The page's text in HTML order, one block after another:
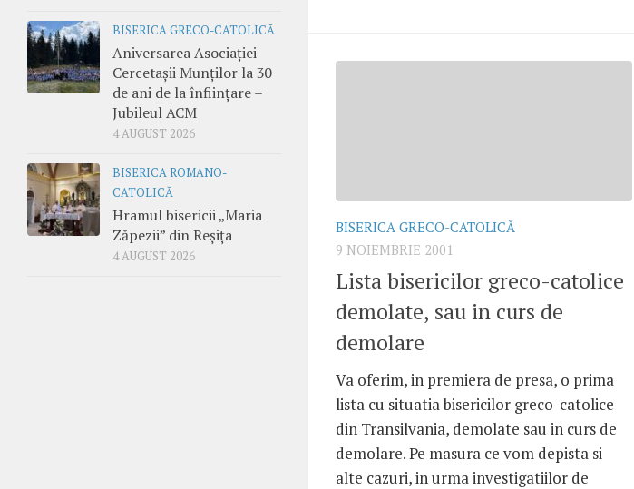
BISERICA GRECO-CATOLICĂ
9 NOIEMBRIE 2001
Lista bisericilor greco-catolice
demolate, sau in curs de
demolare
Va oferim, in premiera de presa, o prima
lista cu situatia bisericilor greco-catolice
din Transilvania, demolate sau in curs de
demolare. Pe masura ce vom depista si
alte cazuri, in urma investigatiilor de
BISERICA GRECO-CATOLICĂ
Aniversarea Asociației
Cercetașii Munților la 30
de ani de la înființare –
Jubileul ACM
4 AUGUST 2026
BISERICA ROMANO-
CATOLICĂ
Hramul bisericii „Maria
Zăpezii” din Reșița
4 AUGUST 2026